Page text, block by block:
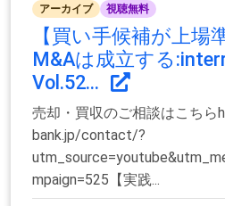
アーカイブ 視聴無料
【買い手候補が上場
M&Aは成立する
Vol.52...
売却・買収のご相談はこちら
bank.jp/contact/?
mpaign=525【実践...